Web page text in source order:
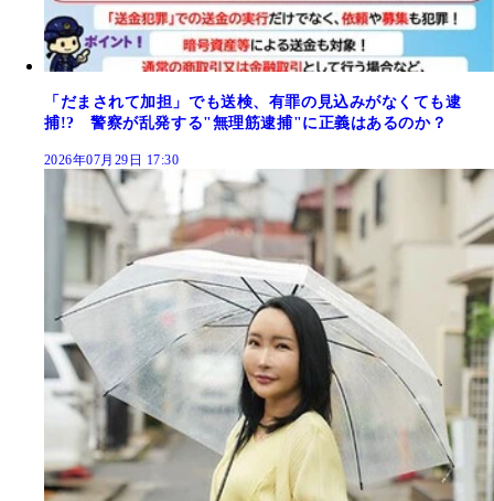
「だまされて加担」でも送検、有罪の見込みがなくても逮
捕!? 警察が乱発する"無理筋逮捕"に正義はあるのか？
2026年07月29日 17:30